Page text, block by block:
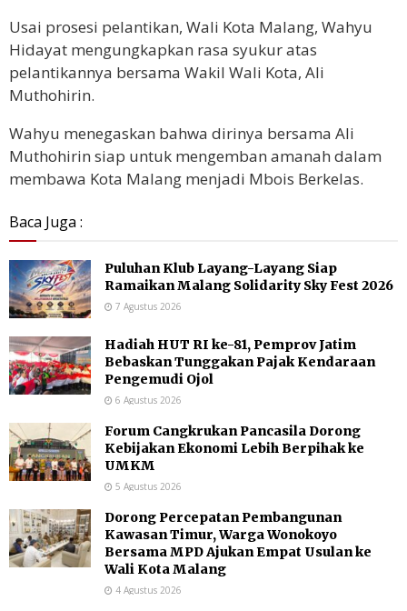
Usai prosesi pelantikan, Wali Kota Malang, Wahyu
Hidayat mengungkapkan rasa syukur atas
pelantikannya bersama Wakil Wali Kota, Ali
Muthohirin.
Wahyu menegaskan bahwa dirinya bersama Ali
Muthohirin siap untuk mengemban amanah dalam
membawa Kota Malang menjadi Mbois Berkelas.
Baca Juga :
Puluhan Klub Layang-Layang Siap
Ramaikan Malang Solidarity Sky Fest 2026
7 Agustus 2026
Hadiah HUT RI ke-81, Pemprov Jatim
Bebaskan Tunggakan Pajak Kendaraan
Pengemudi Ojol
6 Agustus 2026
Forum Cangkrukan Pancasila Dorong
Kebijakan Ekonomi Lebih Berpihak ke
UMKM
5 Agustus 2026
Dorong Percepatan Pembangunan
Kawasan Timur, Warga Wonokoyo
Bersama MPD Ajukan Empat Usulan ke
Wali Kota Malang
4 Agustus 2026